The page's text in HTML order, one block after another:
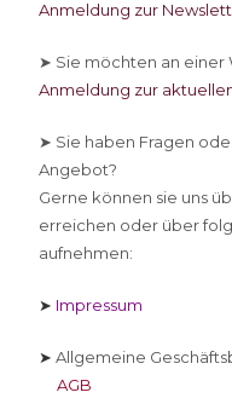
Anmeldung zur
➤ Sie möchten an einer
Anmeldung zur
➤ Sie haben Fragen
Angebot?
Gerne können sie uns
erreichen oder über
aufnehmen:
➤ Impressum
➤ Allgemeine
AGB